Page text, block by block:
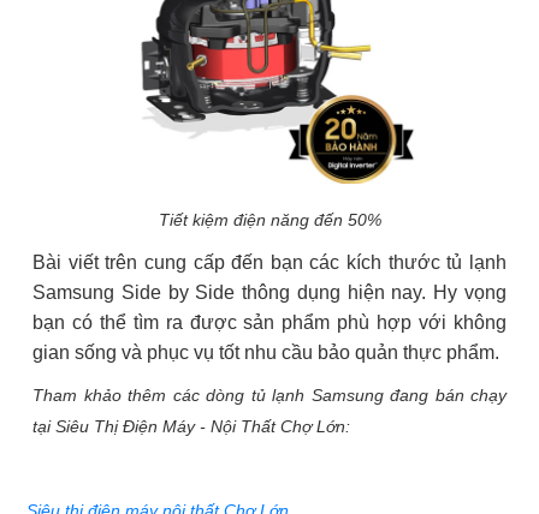
Tiết kiệm điện năng đến 50%
Bài viết trên cung cấp đến bạn các kích thước tủ lạnh
Samsung Side by Side thông dụng hiện nay. Hy vọng
bạn có thể tìm ra được sản phẩm phù hợp với không
gian sống và phục vụ tốt nhu cầu bảo quản thực phẩm.
Tham khảo thêm các dòng tủ lạnh Samsung đang bán chạy
tại Siêu Thị Điện Máy - Nội Thất Chợ Lớn: